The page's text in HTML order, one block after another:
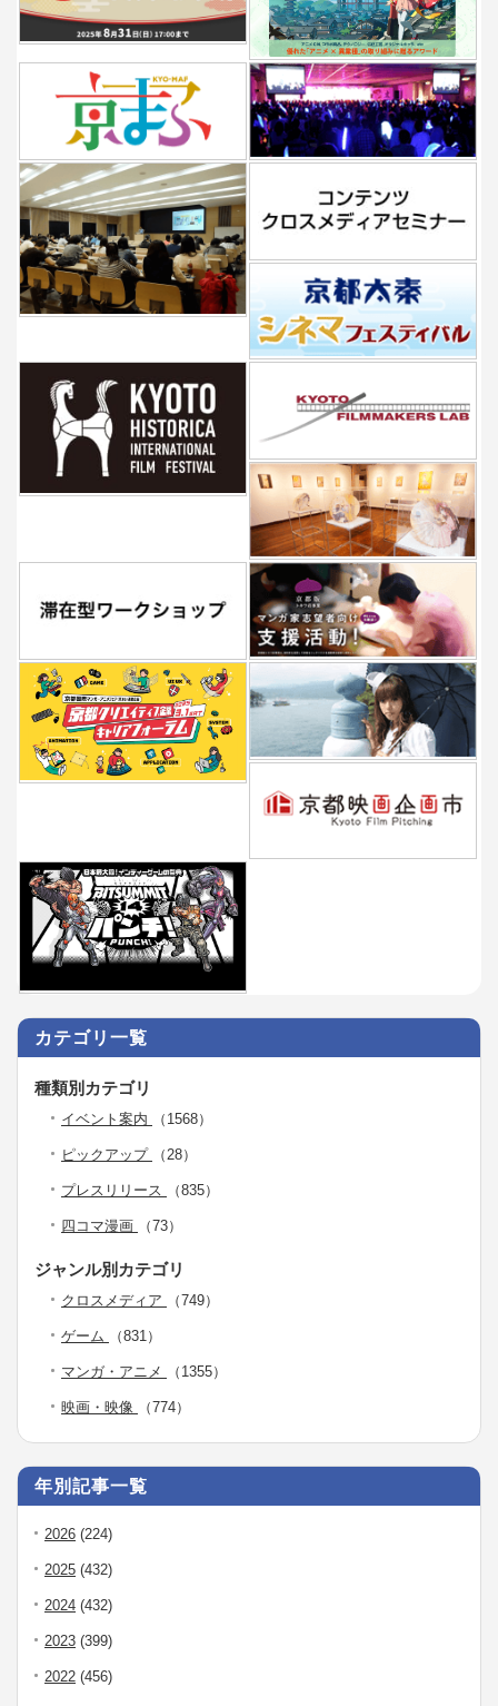
カテゴリ一覧
種類別カテゴリ
イベント案内 （1568）
ピックアップ （28）
プレスリリース （835）
四コマ漫画 （73）
ジャンル別カテゴリ
クロスメディア （749）
ゲーム （831）
マンガ・アニメ （1355）
映画・映像 （774）
年別記事一覧
2026 (224)
2025 (432)
2024 (432)
2023 (399)
2022 (456)